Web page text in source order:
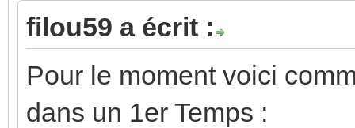
filou59 a écrit :
Pour le moment voici
dans un 1er Temps :